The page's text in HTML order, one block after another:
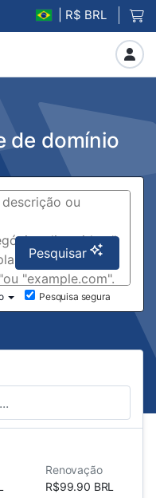
| R$ BRL
de domínio
Pesquisar
Pesquisa segura
Renovação
R$99.90 BRL